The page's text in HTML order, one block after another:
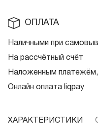
ОПЛАТА
Наличными при
На рассчётный счёт
Наложенным платежём,
Онлайн оплата liqpay
ХАРАКТЕРИСТИКИ